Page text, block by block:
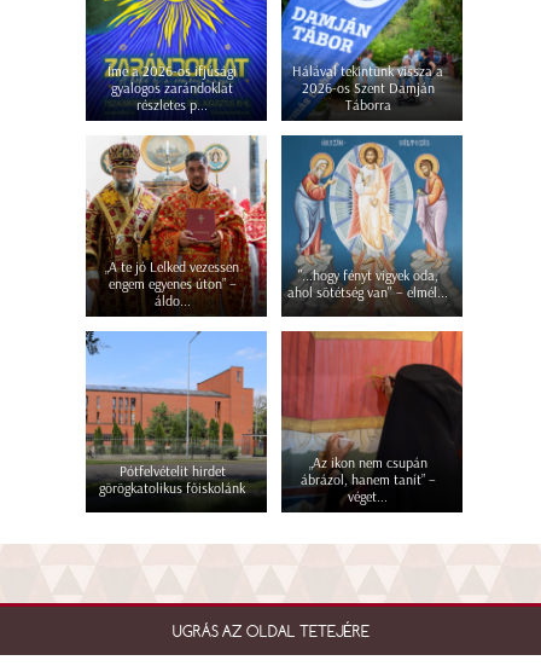
Íme a 2026-os ifjúsági
gyalogos zarándoklat
részletes p...
Hálával tekintünk vissza a
2026-os Szent Damján
Táborra
„A te jó Lelked vezessen
engem egyenes úton” –
áldo...
"...hogy fényt vigyek oda,
ahol sötétség van" – elmél...
Pótfelvételit hirdet
görögkatolikus főiskolánk
„Az ikon nem csupán
ábrázol, hanem tanít” –
véget...
UGRÁS AZ OLDAL TETEJÉRE